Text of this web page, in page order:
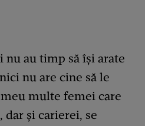
nu au timp să își arate
nu are cine să le
multe femei care
dar și carierei, se